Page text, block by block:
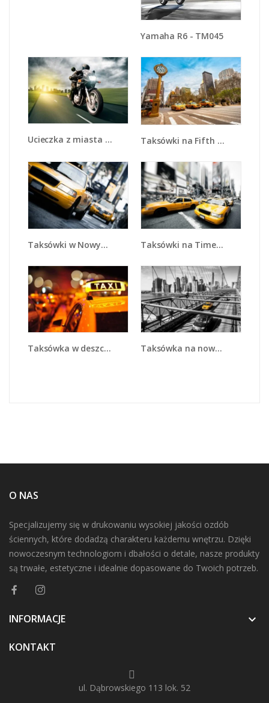
Yamaha R6 - TM045
Ucieczka z miasta na ścigaczu - TM144 Taksówki na Fifth Avenue - TM223
Taksówki w Nowym Jorku - TM151 Taksówki na Times Square - TM152
Taksówka w deszczu - TM218 Taksówka na nowojorskim moście - TM224
O NAS
Specjalizujemy się w drukowaniu wysokiej jakości ozdób
ściennych, które dodadzą charakteru każdemu wnętrzu. Dzięki
nowoczesnym technologiom i dbałości o detale, nasze produkty
są trwałe, estetyczne i idealnie dopasowane do Twoich potrzeb.
INFORMACJE 
KONTAKT
ul. Dąbrowskiego 113 lok. 52